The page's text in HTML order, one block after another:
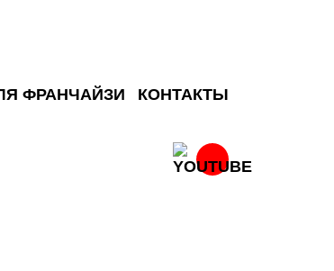
ФРАНЧАЙЗИ КОНТАКТЫ